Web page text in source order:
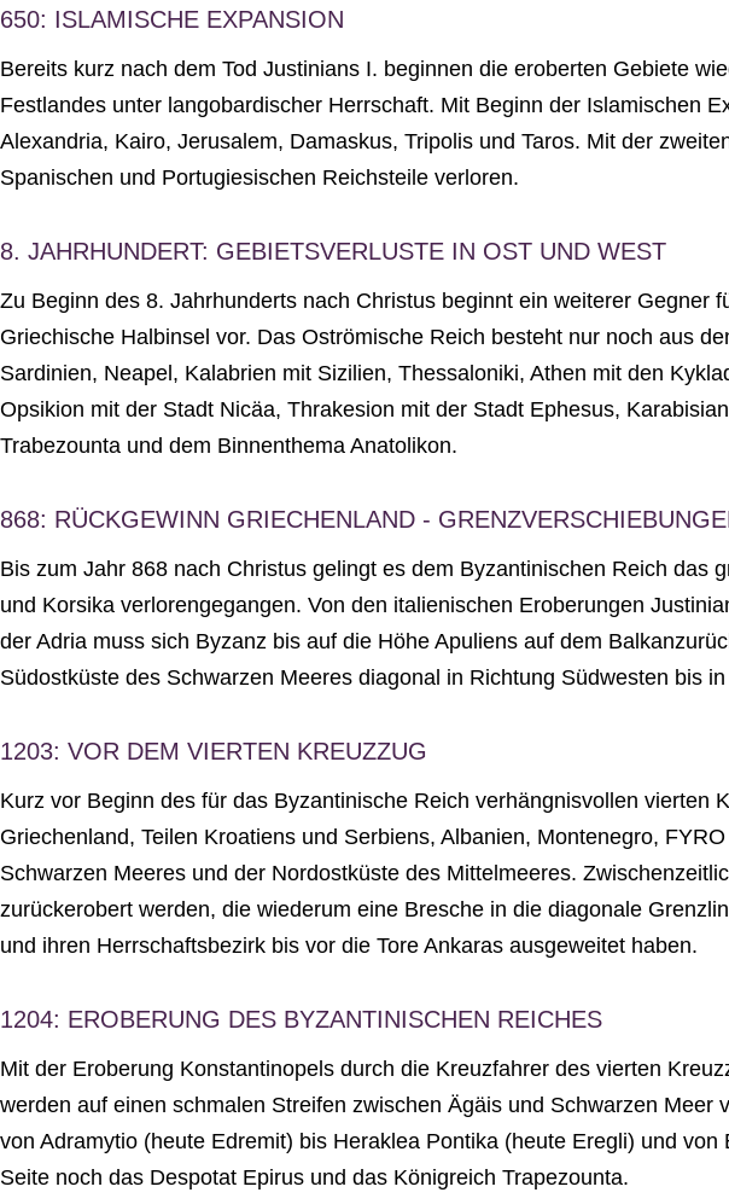
650: ISLAMISCHE EXPANSION
Bereits kurz nach dem Tod Justinians I. beginnen die eroberten Gebiete
Festlandes unter langobardischer Herrschaft. Mit Beginn der Islamischen
Alexandria, Kairo, Jerusalem, Damaskus, Tripolis und Taros. Mit der
Spanischen und Portugiesischen Reichsteile verloren.
8. JAHRHUNDERT: GEBIETSVERLUSTE IN OST UND WEST
Zu Beginn des 8. Jahrhunderts nach Christus beginnt ein weiterer
Griechische Halbinsel vor. Das Oströmische Reich besteht nur noch aus
Sardinien, Neapel, Kalabrien mit Sizilien, Thessaloniki, Athen mit den
Opsikion mit der Stadt Nicäa, Thrakesion mit der Stadt Ephesus,
Trabezounta und dem Binnenthema Anatolikon.
868: RÜCKGEWINN GRIECHENLAND -
Bis zum Jahr 868 nach Christus gelingt es dem Byzantinischen Reich
und Korsika verlorengegangen. Von den italienischen Eroberungen
der Adria muss sich Byzanz bis auf die Höhe Apuliens auf dem
Südostküste des Schwarzen Meeres diagonal in Richtung Südwesten bis
1203: VOR DEM VIERTEN KREUZZUG
Kurz vor Beginn des für das Byzantinische Reich verhängnisvollen
Griechenland, Teilen Kroatiens und Serbiens, Albanien, Montenegro,
Schwarzen Meeres und der Nordostküste des Mittelmeeres.
zurückerobert werden, die wiederum eine Bresche in die diagonale
und ihren Herrschaftsbezirk bis vor die Tore Ankaras ausgeweitet haben.
1204: EROBERUNG DES BYZANTINISCHEN REICHES
Mit der Eroberung Konstantinopels durch die Kreuzfahrer des vierten
werden auf einen schmalen Streifen zwischen Ägäis und Schwarzen
von Adramytio (heute Edremit) bis Heraklea Pontika (heute Eregli) und
Seite noch das Despotat Epirus und das Königreich Trapezounta.